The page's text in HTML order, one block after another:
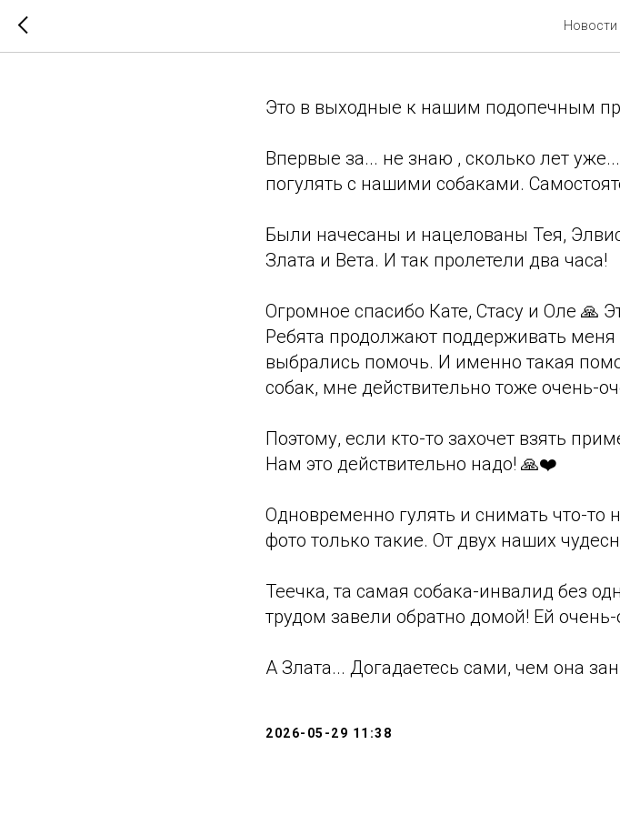
У наших собаней были
Это в выходные к нашим подопечным
Впервые за... не знаю , сколько лет
погулять с нашими собаками.
Были начесаны и нацелованы Тея,
Злата и Вета. И так пролетели два часа!
Огромное спасибо Кате, Стасу и Оле 🙏
Ребята продолжают поддерживать
выбрались помочь. И именно такая
собак, мне действительно тоже очень-
Поэтому, если кто-то захочет взять
Нам это действительно надо! 🙏❤️
Одновременно гулять и снимать что-то
фото только такие. От двух наших
Теечка, та самая собака-инвалид без
трудом завели обратно домой! Ей
А Злата... Догадаетесь сами, чем она
2026-05-29 11:38